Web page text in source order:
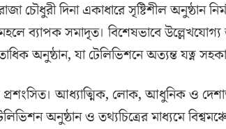
চৌধুরী দিনা একাধারে সৃষ্টিশীল অনুষ্ঠান
ব্যাপক সমাদৃত। বিশেষভাবে
অনুষ্ঠান, যা টেলিভিশনে অত্যন্ত যত্ন
আধ্যাত্মিক, লোক, আধুনিক ও
অনুষ্ঠান ও তথ্যচিত্রের মাধ্যমে